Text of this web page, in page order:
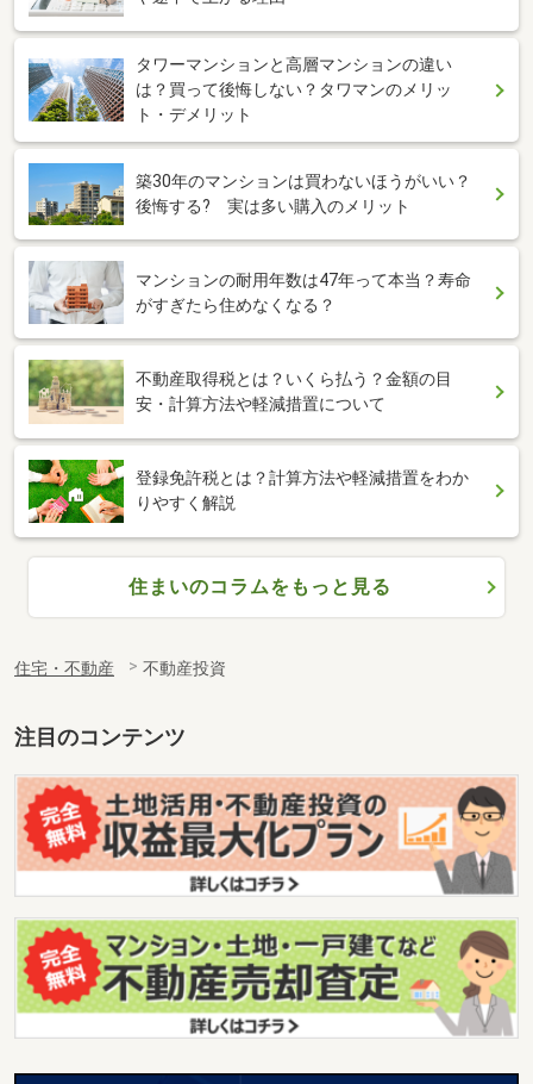
タワーマンションと高層マンションの違い
は？買って後悔しない？タワマンのメリッ
ト・デメリット
築30年のマンションは買わないほうがいい？
後悔する? 実は多い購入のメリット
マンションの耐用年数は47年って本当？寿命
がすぎたら住めなくなる？
不動産取得税とは？いくら払う？金額の目
安・計算方法や軽減措置について
登録免許税とは？計算方法や軽減措置をわか
りやすく解説
住まいのコラムをもっと見る
住宅・不動産 不動産投資
注目のコンテンツ